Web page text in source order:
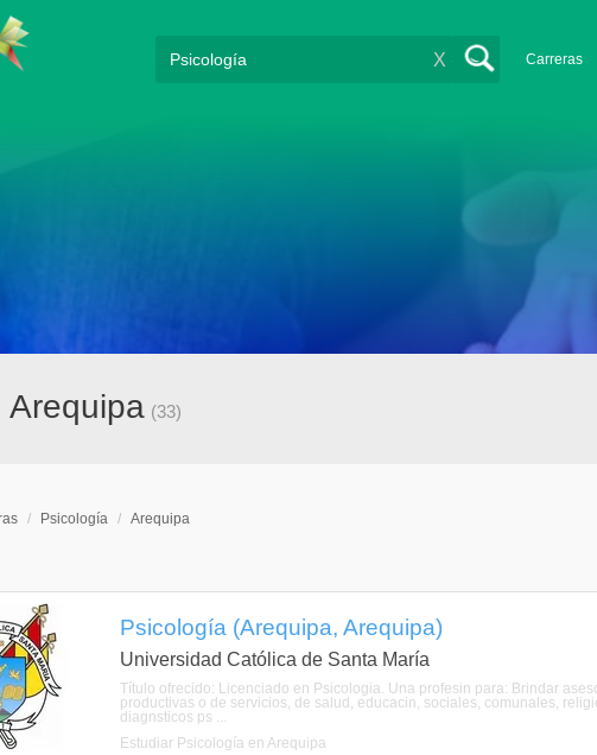
Carreras
X
Arequipa (33)
/ Psicología / Arequipa
Psicología (Arequipa, Arequipa)
Universidad Católica de Santa María
Título ofrecido: Licenciado en Psicologia. Una profesin para: Brindar
productivas o de servicios, de salud, educacin, sociales, comunales,
diagnsticos ps ...
Estudiar Psicología en Arequipa